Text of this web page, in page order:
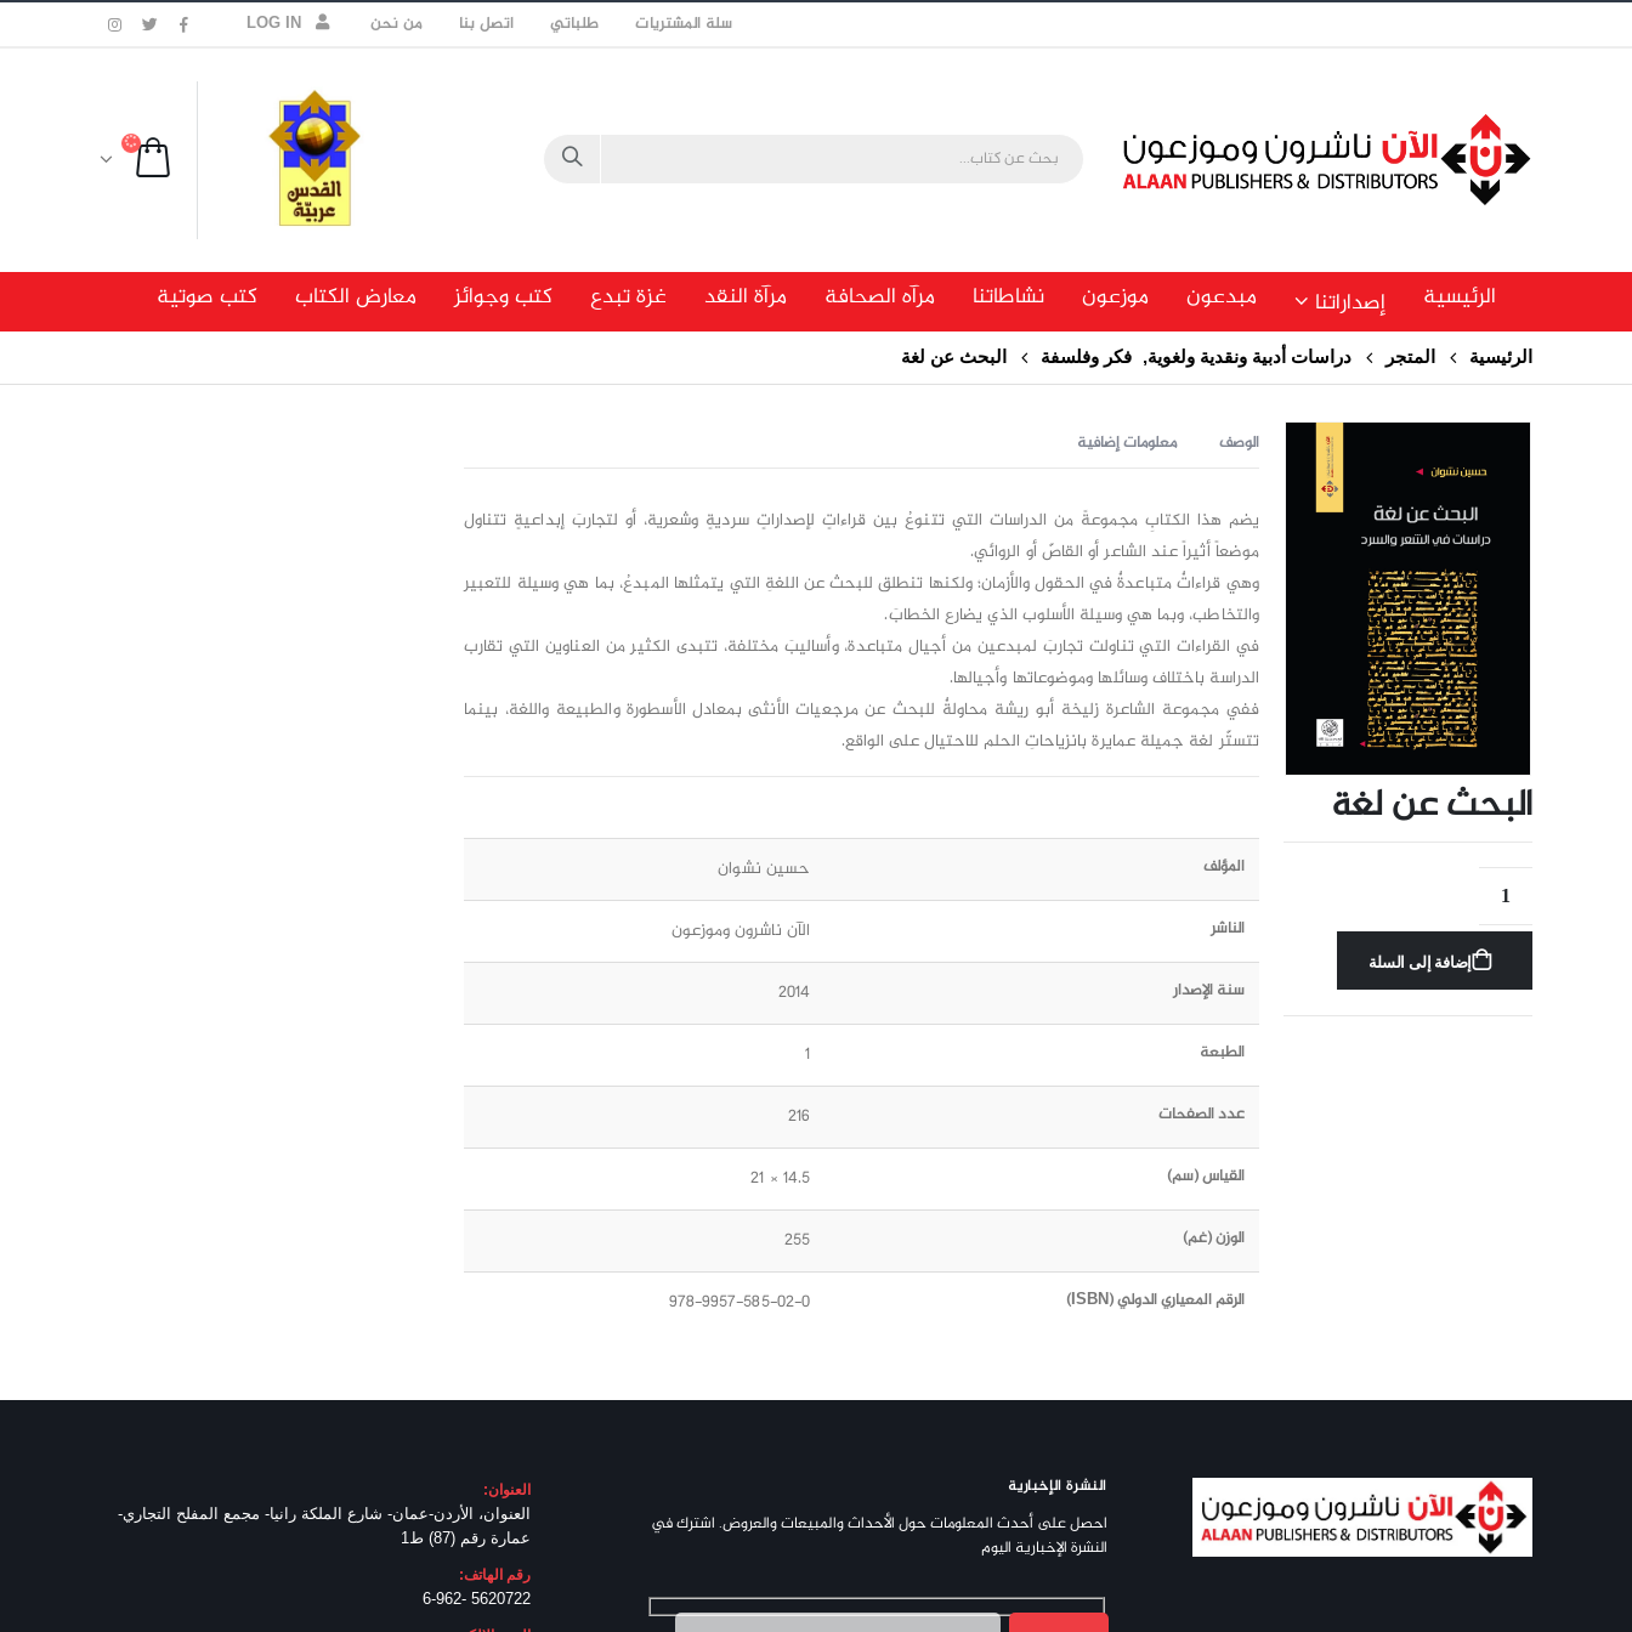
سلة المشتريات طلباتي اتصل بنا من نحن LOG IN
الرئيسية إصداراتنا مبدعون موزعون نشاطاتنا مرآه الصحافة مرآة النقد غزة تبدع كتب وجوائز معارض الكتاب كتب صوتية
الرئيسية المتجر دراسات أدبية ونقدية ولغوية, فكر وفلسفة البحث عن لغة
البحث عن لغة
إضافة إلى السلة
الوصف معلومات إضافية
يضم هذا الكتابِ مجموعةً من الدراسات التي تتنوعُ بين قراءاتٍ لإصداراتٍ سرديةٍ وشعرية، أو لتجاربَ إبداعيةٍ تتناول
موضعاً أثيراً عند الشاعر أو القاصّ أو الروائي.
وهي قراءاتٌ متباعدةٌ في الحقول والأزمان؛ ولكنها تنطلق للبحث عن اللغةِ التي يتمثلها المبدعُ، بما هي وسيلة للتعبير
والتخاطب، وبما هي وسيلة الأسلوب الذي يضارع الخطابَ.
في القراءات التي تناولت تجاربَ لمبدعين من أجيال متباعدة، وأساليبَ مختلفة، تتبدى الكثير من العناوين التي تقارب
الدراسة باختلاف وسائلها وموضوعاتها وأجيالها.
ففي مجموعة الشاعرة زليخة أبو ريشة محاولةٌ للبحث عن مرجعيات الأنثى بمعادل الأسطورة والطبيعة واللغة، بينما
تتستّر لغة جميلة عمايرة بانزياحاتِ الحلم للاحتيال على الواقع.
المؤلف حسين نشوان
الناشر الآن ناشرون وموزعون
سنة الإصدار 2014
الطبعة 1
عدد الصفحات 216
القياس (سم) 14.5 × 21
الوزن (غم) 255
الرقم المعياري الدولي (ISBN) 978-9957-585-02-0
النشرة الإخبارية
احصل على أحدث المعلومات حول الأحداث والمبيعات والعروض. اشترك في
النشرة الإخبارية اليوم
العنوان:
العنوان، الأردن-عمان- شارع الملكة رانيا- مجمع المفلح التجاري-
عمارة رقم (87) ط1
رقم الهاتف:
5620722 -6-962